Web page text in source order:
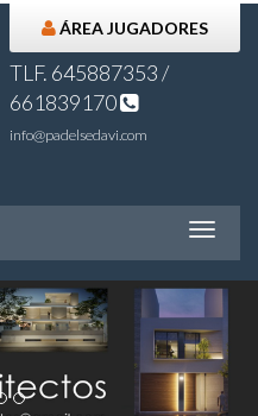
ÁREA JUGADORES
TLF. 645887353 /
661839170
info@padelsedavi.com
Ver